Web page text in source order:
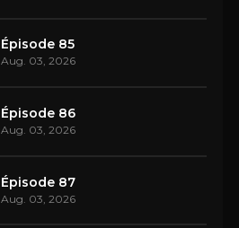
Épisode 85
Aug. 03, 2026
Épisode 86
Aug. 03, 2026
Épisode 87
Aug. 03, 2026